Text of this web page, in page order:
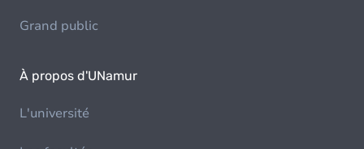
Grand public
À propos d'UNamur
L'université